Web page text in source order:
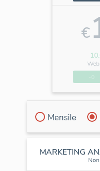
€
Mensile
MARKETING